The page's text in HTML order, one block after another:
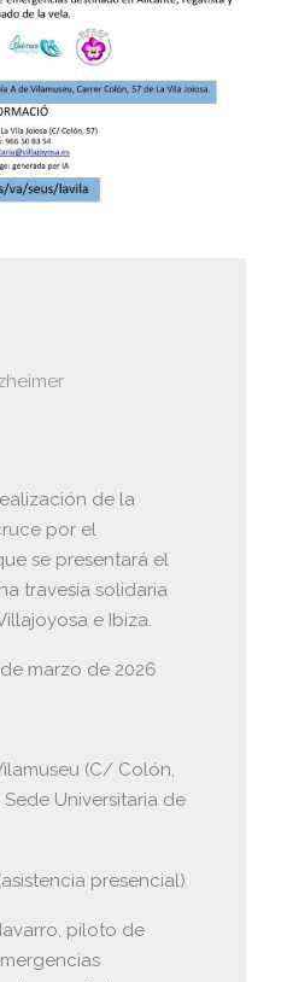
de la
por el
se presentará el
travesía solidaria
e Ibiza.
marzo de 2026
(C/ Colón,
Sede Universitaria de
presencial)
piloto de